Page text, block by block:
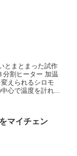
とまとまった試作
割ヒーター 加温
えられるシロモ
心で温度を計れ...
マイチェン